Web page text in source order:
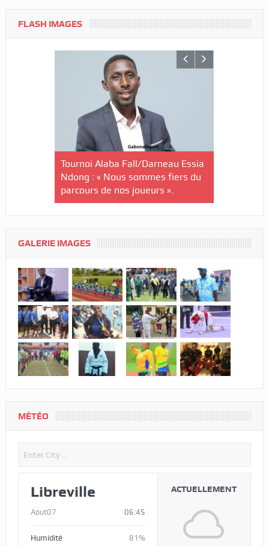
FLASH IMAGES
Tournoi Alaba Fall/Darneau Essia
Ndong : « Nous sommes fiers du
parcours de nos joueurs ».
GALERIE IMAGES
MÉTÉO
Libreville
Aout07 06:45
Humidité
81%
ACTUELLEMENT